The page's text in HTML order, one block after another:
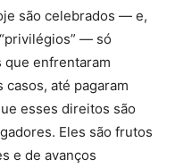
são celebrados — e,
— só
que enfrentaram
até pagaram
esses direitos são
Eles são frutos
e de avanços